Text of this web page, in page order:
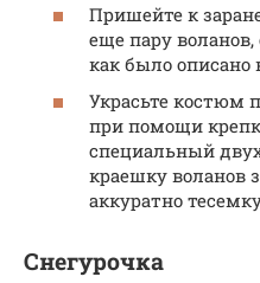
Пришейте к
еще пару воланов,
как было
Украсьте костюм
при помощи
специальный
краешку воланов
аккуратно
Снегурочка